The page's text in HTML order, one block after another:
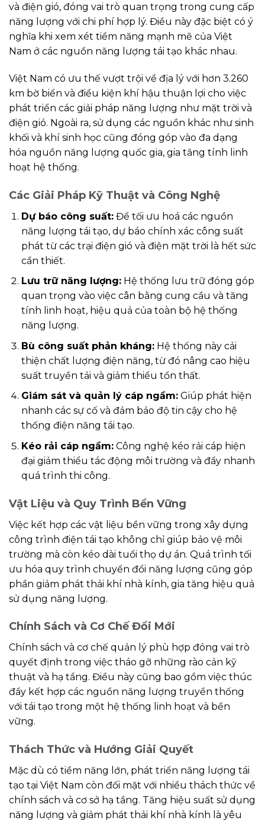
và điện gió, đóng vai trò quan trọng trong cung cấp
năng lượng với chi phí hợp lý. Điều này đặc biệt có ý
nghĩa khi xem xét tiềm năng mạnh mẽ của Việt
Nam ở các nguồn năng lượng tái tạo khác nhau.
Việt Nam có ưu thế vượt trội về địa lý với hơn 3.260
km bờ biển và điều kiện khí hậu thuận lợi cho việc
phát triển các giải pháp năng lượng như mặt trời và
điện gió. Ngoài ra, sử dụng các nguồn khác như sinh
khối và khí sinh học cũng đóng góp vào đa dạng
hóa nguồn năng lượng quốc gia, gia tăng tính linh
hoạt hệ thống.
Các Giải Pháp Kỹ Thuật và Công Nghệ
Dự báo công suất:Để tối ưu hoá các nguồn
năng lượng tái tạo, dự báo chính xác công suất
phát từ các trại điện gió và điện mặt trời là hết sức
cần thiết.
Lưu trữ năng lượng:Hệ thống lưu trữ đóng góp
quan trọng vào việc cân bằng cung cầu và tăng
tính linh hoạt, hiệu quả của toàn bộ hệ thống
năng lượng.
Bù công suất phản kháng:Hệ thống này cải
thiện chất lượng điện năng, từ đó nâng cao hiệu
suất truyền tải và giảm thiểu tổn thất.
Giám sát và quản lý cáp ngầm:Giúp phát hiện
nhanh các sự cố và đảm bảo độ tin cậy cho hệ
thống điện năng tái tạo.
Kéo rải cáp ngầm:Công nghệ kéo rải cáp hiện
đại giảm thiểu tác động môi trường và đẩy nhanh
quá trình thi công.
Vật Liệu và Quy Trình Bền Vững
Việc kết hợp các vật liệu bền vững trong xây dựng
công trình điện tái tạo không chỉ giúp bảo vệ môi
trường mà còn kéo dài tuổi thọ dự án. Quá trình tối
ưu hóa quy trình chuyển đổi năng lượng cũng góp
phần giảm phát thải khí nhà kính, gia tăng hiệu quả
sử dụng năng lượng.
Chính Sách và Cơ Chế Đổi Mới
Chính sách và cơ chế quản lý phù hợp đóng vai trò
quyết định trong việc tháo gỡ những rào cản kỹ
thuật và hạ tầng. Điều này cũng bao gồm việc thúc
đẩy kết hợp các nguồn năng lượng truyền thống
với tái tạo trong một hệ thống linh hoạt và bền
vững.
Thách Thức và Hướng Giải Quyết
Mặc dù có tiềm năng lớn, phát triển năng lượng tái
tạo tại Việt Nam còn đối mặt với nhiều thách thức về
chính sách và cơ sở hạ tầng. Tăng hiệu suất sử dụng
năng lượng và giảm phát thải khí nhà kính là yêu